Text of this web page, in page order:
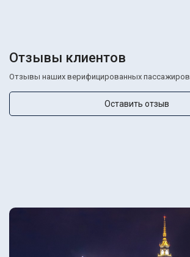
Отзывы клиентов
Отзывы наших верифицированных пассажиров
Оставить отзыв